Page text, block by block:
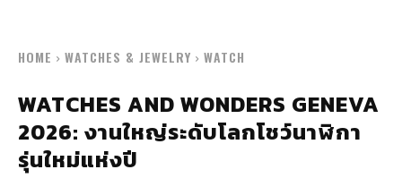
HOME WATCHES & JEWELRY WATCH
WATCHES AND WONDERS GENEVA
2026: งานใหญ่ระดับโลกโชว์นาฬิกา
รุ่นใหม่แห่งปี